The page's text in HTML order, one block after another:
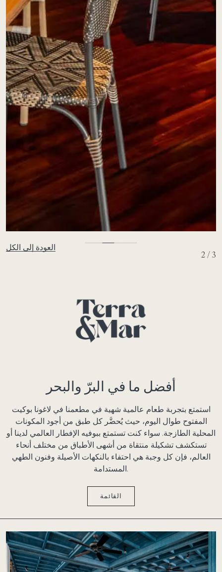
العودة إلى الكل
2 / 3
أفضل ما في البرّ والبحر
استمتع بتجربة طعام عالمية شهية في مطعمنا في لاغونا بوكيت
المفتوح طوال اليوم، حيث يُحضَّر كل طبق من أجود المكونات
المحلية الطازجة. سواء كنت تستمتع ببوفيه الإفطار العالمي لدينا أو
تستكشف تشكيلة منتقاة من أشهى الأطباق من مختلف أنحاء
العالم، فإن كل وجبة هي احتفاء بالنكهات الأصيلة وفنون الطهي
المستدامة.
القائمة